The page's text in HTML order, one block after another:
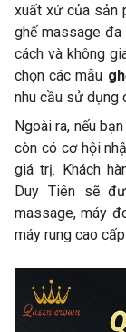
xuất xứ của sản
ghế massage đa
cách và không
chọn các mẫu
nhu cầu sử dụng
Ngoài ra, nếu
còn có cơ hội
giá trị. Khách
Duy Tiên sẽ
massage, máy
máy rung cao